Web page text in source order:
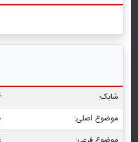
شابک:
موضوع اصلی: